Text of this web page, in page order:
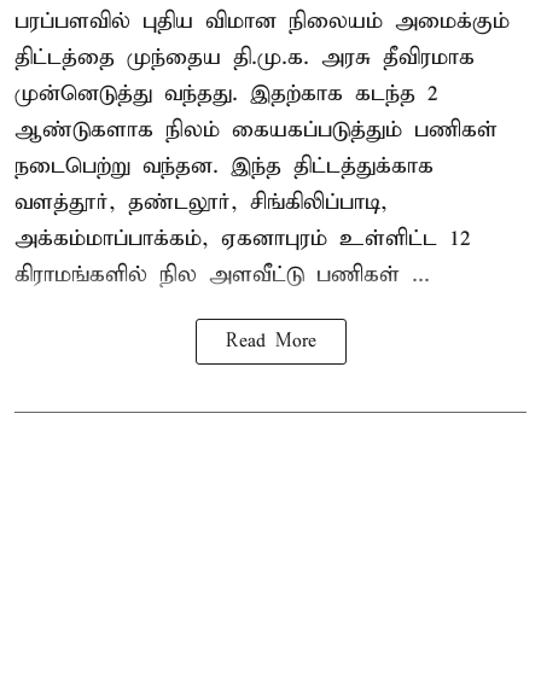
பரப்பளவில் புதிய விமான நிலையம் அமைக்கும்
திட்டத்தை முந்தைய தி.மு.க. அரசு தீவிரமாக
முன்னெடுத்து வந்தது. இதற்காக கடந்த 2
ஆண்டுகளாக நிலம் கையகப்படுத்தும் பணிகள்
நடைபெற்று வந்தன. இந்த திட்டத்துக்காக
வளத்தூர், தண்டலூர், சிங்கிலிப்பாடி,
அக்கம்மாப்பாக்கம், ஏகனாபுரம் உள்ளிட்ட 12
கிராமங்களில் நில அளவீட்டு பணிகள் ...
Read More